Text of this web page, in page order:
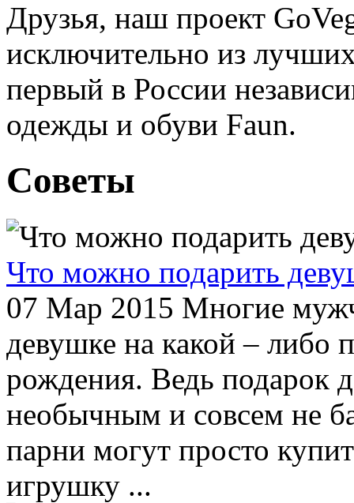
Друзья, наш проект
исключительно из
первый в России
одежды и обуви Faun.
Советы
Что можно подарить
07 Мар 2015 Многие
девушке на какой – либо
рождения. Ведь подарок
необычным и совсем не
парни могут просто
игрушку ...